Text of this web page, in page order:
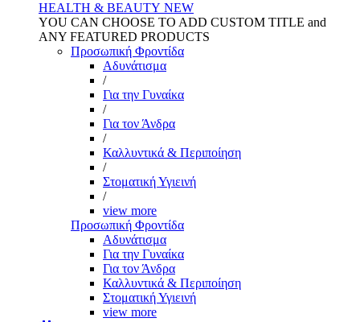
HEALTH & BEAUTY NEW
YOU CAN CHOOSE TO ADD CUSTOM TITLE and
ANY FEATURED PRODUCTS
Προσωπική Φροντίδα
Αδυνάτισμα
/
Για την Γυναίκα
/
Για τον Άνδρα
/
Καλλυντικά & Περιποίηση
/
Στοματική Υγιεινή
/
view more
Προσωπική Φροντίδα
Αδυνάτισμα
Για την Γυναίκα
Για τον Άνδρα
Καλλυντικά & Περιποίηση
Στοματική Υγιεινή
view more